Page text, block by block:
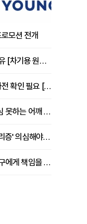
모션 전개
허리 MRI는 정상인데 계속 아픈 이유 [차기용 원장 칼럼]
휴가철 건강검진, 금식·복용약 등 사전 확인 필요 [정도감 원장 칼럼]
"40대인데 오십견?"...3040도 안심 못하는 어깨 유착성 관절낭염
손발톱 들뜨고 벗겨진다면 '조갑박리증' 의심해야 [김철윤 원장 칼럼]
자율주행자동차 사고, 피해자는 누구에게 책임을 물을 수 있을까